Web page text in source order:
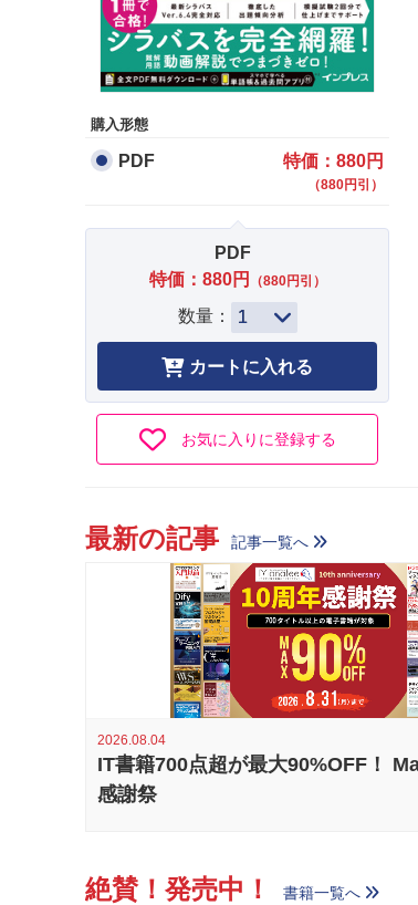
購入形態
PDF 特価：880円
（880円引）
PDF
特価：880円
（880円引）
数量：
お気に入りに登録する
最新の記事 記事一覧へ
2026.08.04
IT書籍700点超が最大90%OFF！
感謝祭
絶賛！発売中！ 書籍一覧へ